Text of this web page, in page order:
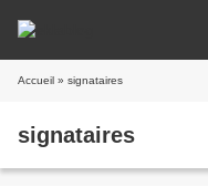
Accueil » signataires
signataires